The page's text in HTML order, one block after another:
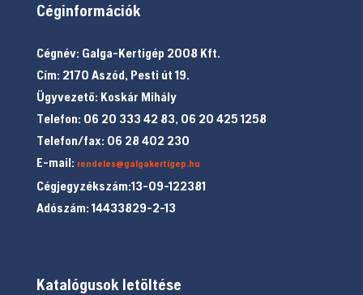
Céginformációk
Cégnév: Galga-Kertigép 2008 Kft.
Cím: 2170 Aszód, Pesti út 19.
Ügyvezető: Koskár Mihály
Telefon: 06 20 333 42 83, 06 20 425 1258
Telefon/fax: 06 28 402 230
E-mail: rendeles@galgakertigep.hu
Cégjegyzékszám:13-09-122381
Adószám: 14433829-2-13
Katalógusok letöltése